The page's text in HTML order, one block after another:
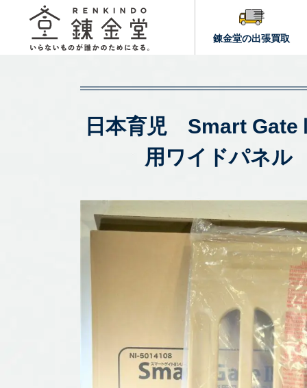
錬金堂の出張買取
日本育児 Smart
用ワイドパネル